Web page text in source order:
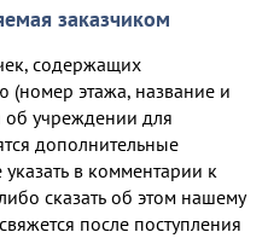
заказчиком
содержащих
этажа, название и
учреждении для
дополнительные
в комментарии к
сказать об этом нашему
после поступления